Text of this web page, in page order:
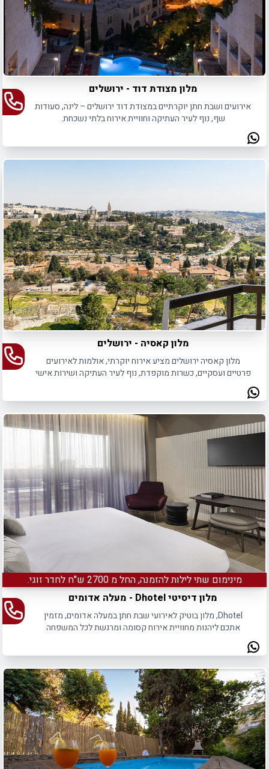
מלון מצודת דוד - ירושלים
אירועים ושבת חתן יוקרתיים במצודת דוד ירושלים – לינה, סעודות
שף, נוף לעיר העתיקה וחוויית אירוח בלתי נשכחת.
מלון קאסיה - ירושלים
מלון קאסיה ירושלים מציע אירוח יוקרתי, אולמות לאירועים
פרטיים ועסקיים, כשרות מוקפדת, נוף לעיר העתיקה ושירות אישי
מינימום שתי לילות להזמנה, החל מ 2700 ש"ח לחדר זוגי.
מלון דיסיטי Dhotel - מעלה אדומים
Dhotel, מלון בוטיק לאירועי שבת חתן במעלה אדומים, מזמין
אתכם ליהנות מחוויית אירוח קסומה ומרגשת לכל המשפחה